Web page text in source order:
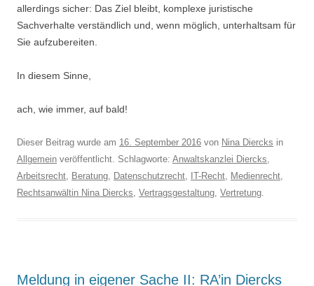
allerdings sicher: Das Ziel bleibt, komplexe juristische
Sachverhalte verständlich und, wenn möglich, unterhaltsam für
Sie aufzubereiten.
In diesem Sinne,
ach, wie immer, auf bald!
Dieser Beitrag wurde am 16. September 2016 von Nina Diercks in
Allgemein veröffentlicht. Schlagworte: Anwaltskanzlei Diercks,
Arbeitsrecht, Beratung, Datenschutzrecht, IT-Recht, Medienrecht,
Rechtsanwältin Nina Diercks, Vertragsgestaltung, Vertretung.
Meldung in eigener Sache II: RA’in Diercks